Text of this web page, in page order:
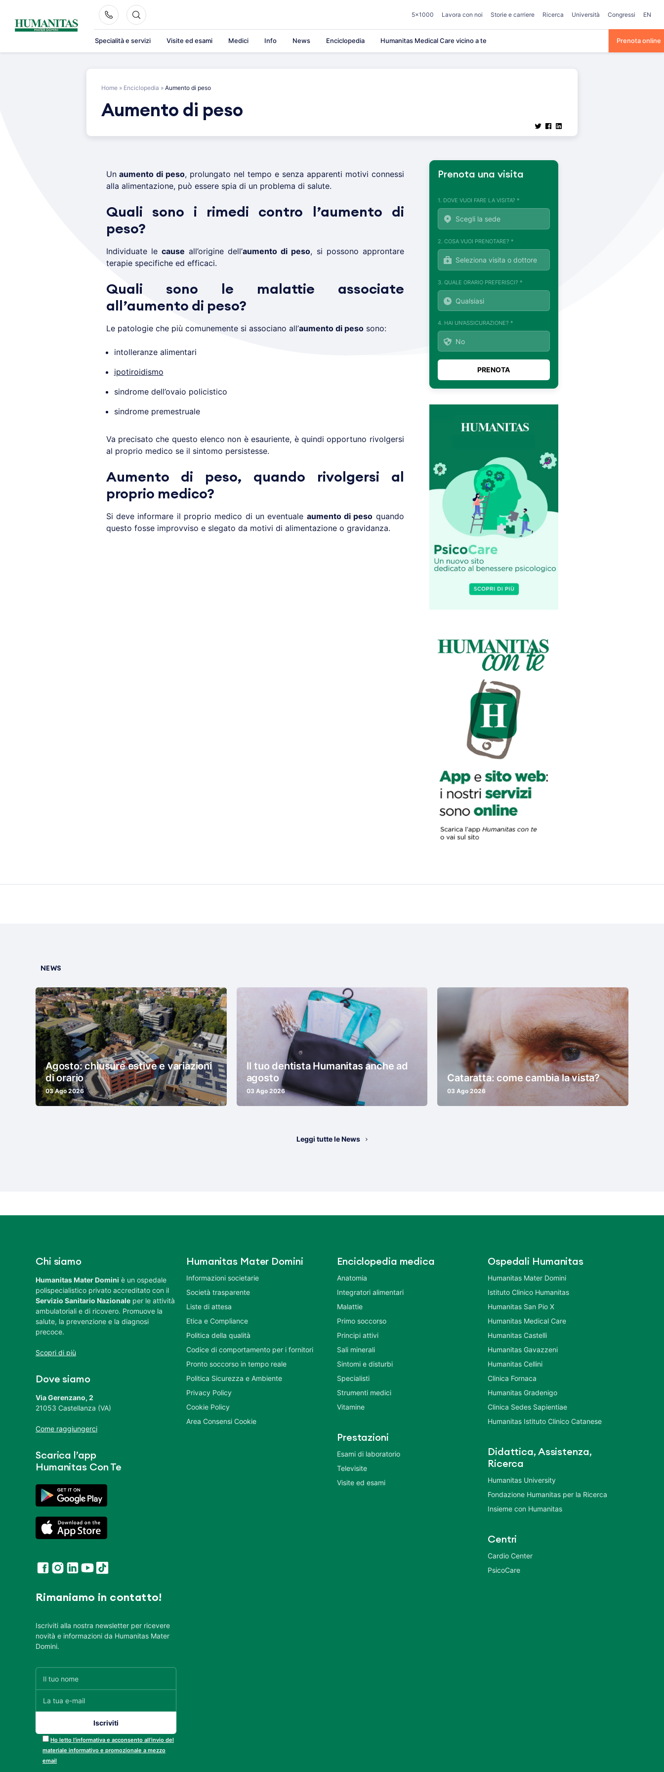
content
5×1000 Lavora con noi Storie e carriere Ricerca Università Congressi EN
Specialità e servizi Visite ed esami Medici Info News Enciclopedia Humanitas Medical Care vicino a te Prenota online
Home » Enciclopedia » Aumento di peso
Aumento di peso
Unaumento di peso, prolungato nel tempo e senza apparenti motivi connessi
alla alimentazione, può essere spia di un problema di salute.
Quali sono i rimedi contro l’aumento di
peso?
Individuate le cause all’origine dell’aumento di peso, si possono approntare
terapie specifiche ed efficaci.
Quali sono le malattie associate
all’aumento di peso?
Le patologie che più comunemente si associano all’aumento di pesosono:
intolleranze alimentari
ipotiroidismo
sindrome dell’ovaio policistico
sindrome premestruale
Va precisato che questo elenco non è esauriente, è quindi opportuno rivolgersi
al proprio medico se il sintomo persistesse.
Aumento di peso, quando rivolgersi al
proprio medico?
Si deve informare il proprio medico di un eventuale aumento di peso quando
questo fosse improvviso e slegato da motivi di alimentazione o gravidanza.
Prenota una visita
1. DOVE VUOI FARE LA VISITA? *
2. COSA VUOI PRENOTARE? *
3. QUALE ORARIO PREFERISCI? *
4. HAI UN'ASSICURAZIONE? *
NEWS
Agosto: chiusure estive e variazioni
di orario
03 Ago 2026
Il tuo dentista Humanitas anche ad
agosto
03 Ago 2026
Cataratta: come cambia la vista?
03 Ago 2026
Leggi tutte le News
Chi siamo
Humanitas Mater Domini è un ospedale
polispecialistico privato accreditato con il
Servizio Sanitario Nazionale per le attività
ambulatoriali e di ricovero. Promuove la
salute, la prevenzione e la diagnosi
precoce.
Scopri di più
Dove siamo
Via Gerenzano, 2
21053 Castellanza (VA)
Come raggiungerci
Scarica l’app
Humanitas Con Te
Rimaniamo in contatto!
Iscriviti alla nostra newsletter per ricevere
novità e informazioni da Humanitas Mater
Domini.
Ho letto l’informativa e acconsento all’invio del
materiale informativo e promozionale a mezzo
email
Humanitas Mater Domini
Informazioni societarie
Società trasparente
Liste di attesa
Etica e Compliance
Politica della qualità
Codice di comportamento per i fornitori
Pronto soccorso in tempo reale
Politica Sicurezza e Ambiente
Privacy Policy
Cookie Policy
Area Consensi Cookie
Enciclopedia medica
Anatomia
Integratori alimentari
Malattie
Primo soccorso
Principi attivi
Sali minerali
Sintomi e disturbi
Specialisti
Strumenti medici
Vitamine
Prestazioni
Esami di laboratorio
Televisite
Visite ed esami
Ospedali Humanitas
Humanitas Mater Domini
Istituto Clinico Humanitas
Humanitas San Pio X
Humanitas Medical Care
Humanitas Castelli
Humanitas Gavazzeni
Humanitas Cellini
Clinica Fornaca
Humanitas Gradenigo
Clinica Sedes Sapientiae
Humanitas Istituto Clinico Catanese
Didattica, Assistenza,
Ricerca
Humanitas University
Fondazione Humanitas per la Ricerca
Insieme con Humanitas
Centri
Cardio Center
PsicoCare